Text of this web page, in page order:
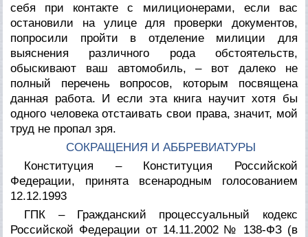
себя при контакте с милиционерами, если вас
остановили на улице для проверки документов,
попросили пройти в отделение милиции для
выяснения различного рода обстоятельств,
обыскивают ваш автомобиль, – вот далеко не
полный перечень вопросов, которым посвящена
данная работа. И если эта книга научит хотя бы
одного человека отстаивать свои права, значит, мой
труд не пропал зря.
СОКРАЩЕНИЯ И АББРЕВИАТУРЫ
Конституция – Конституция Российской
Федерации, принята всенародным голосованием
12.12.1993
ГПК – Гражданский процессуальный кодекс
Российской Федерации от 14.11.2002 № 138-ФЗ (в